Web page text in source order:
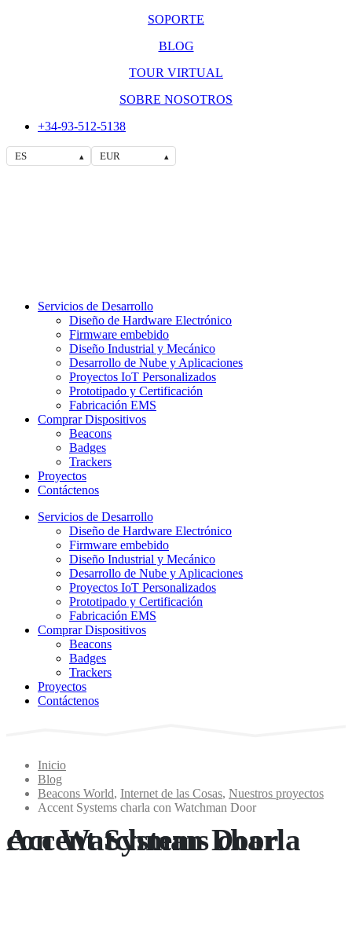
SOPORTE
BLOG
TOUR VIRTUAL
SOBRE NOSOTROS
+34-93-512-5138
ES ▴ EUR ▴
Servicios de Desarrollo
Diseño de Hardware Electrónico
Firmware embebido
Diseño Industrial y Mecánico
Desarrollo de Nube y Aplicaciones
Proyectos IoT Personalizados
Prototipado y Certificación
Fabricación EMS
Comprar Dispositivos
Beacons
Badges
Trackers
Proyectos
Contáctenos
Servicios de Desarrollo
Diseño de Hardware Electrónico
Firmware embebido
Diseño Industrial y Mecánico
Desarrollo de Nube y Aplicaciones
Proyectos IoT Personalizados
Prototipado y Certificación
Fabricación EMS
Comprar Dispositivos
Beacons
Badges
Trackers
Proyectos
Contáctenos
Inicio
Blog
Beacons World, Internet de las Cosas, Nuestros proyectos
Accent Systems charla con Watchman Door
Accent Systems charla con Watchman Door